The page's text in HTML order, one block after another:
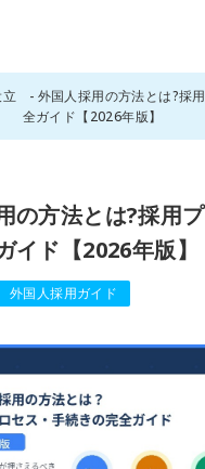
外国人採用の方法とは?採
全ガイド【2026年版】
の方法とは?採用
イド【2026年版】
外国人採用ガイド